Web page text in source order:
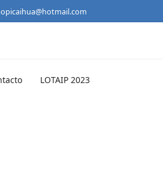
LOTAIP 2023